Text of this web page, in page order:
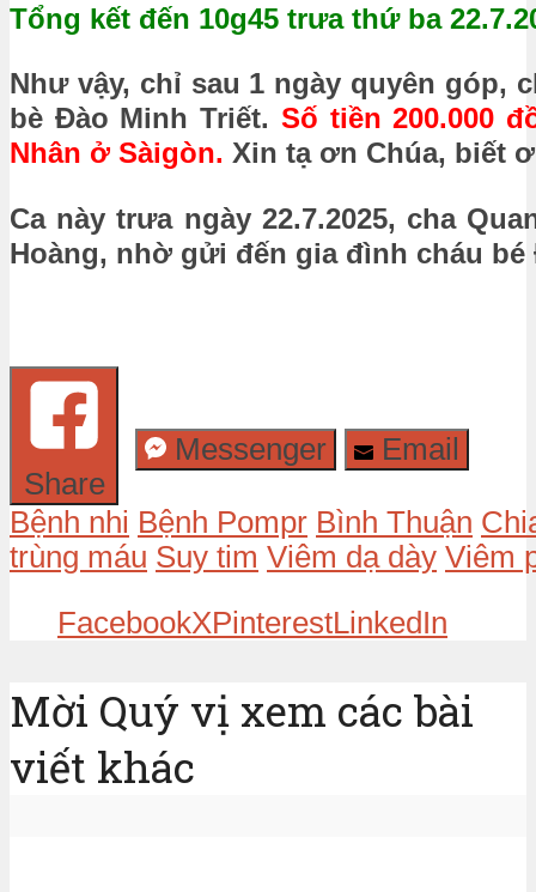
Tổng kết đến 10g45 trưa thứ ba
Như vậy, chỉ sau 1 ngày quyên góp,
bè Đào Minh Triết. Số tiền 200.000
Nhân ở Sàigòn. Xin tạ ơn Chúa, biết
Ca này trưa ngày 22.7.2025, cha
Hoàng, nhờ gửi đến gia đình cháu bé
Share
Messenger Email
Bệnh nhi Bệnh Pompr Bình Thuận
trùng máu Suy tim Viêm dạ dày Viêm
FacebookXPinterestLinkedIn
Mời Quý vị xem các bài
viết khác